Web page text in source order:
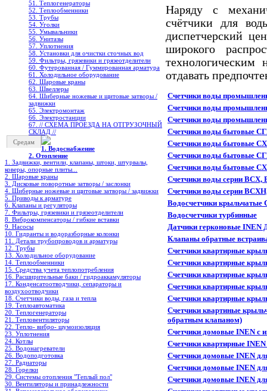
51. Теплогенераторы
52. Теплообменники
53. Трубы
54. Уголки
55. Умывальники
56. Унитазы
57. Уплотнения
58. Установки для очистки сточных вод
59. Фильтры, грязевики и грязеотделители
60. Футерованная / Гуммированная арматура
61. Холодильное oборудование
62. Шаровые краны
63. Швеллеры
64. Шиберные ножевые и щитовые затворы /
задвижки
65. Электромонтаж
66. Электростанции
67. // СХЕМА ПРОЕЗДА НА ОТГРУЗОЧНЫЙ
СКЛАД //
Средам
1. Водоснабжение
2. Отопление
1. Задвижки, вентили, клапаны, штоки, штурвалы,
коверы, опорные плиты...
2. Шаровые краны
3. Дисковые поворотные затворы / заслонки
4. Шиберные ножевые и щитовые затворы / задвижки
5. Приводы к арматуре
6. Клапаны и регуляторы
7. Фильтры, грязевики и грязеотделители
8. Виброкомпенсаторы / гибкие вставки
9. Насосы
10. Гидранты и водоразборные колонки
11. Детали трубопроводов и арматуры
12. Трубы
13. Холодильное oборудование
14. Теплообменники
15. Средства учета теплопотребления
16. Расширительные баки / гидроаккамуляторы
17. Конденсатоотводчики, сепараторы и
воздухоотводчики
18. Счетчики воды, газа и тепла
19. Теплоавтоматика
20. Теплогенераторы
21. Тепловентиляторы
22. Тепло- вибро- шумоизоляция
23. Уплотнения
24. Котлы
25. Водонагреватели
26. Водоподготовка
27. Радиаторы
28. Горелки
29. Системы отопления "Теплый пол"
30. Вентиляторы и принадлежности
Наряду с
счётчики для
диспетчерский
широкого
отдавать
Счетчики воды
Счетчики воды
Счетчики воды
Счетчики воды бытовые
Счетчики воды бытовые
Счетчики воды бытовые
Счетчики воды бытовые
Счетчики воды серии
Счетчики воды серии
Водосчетчики крыльчатые
Водосчетчики турбинные
Датчики герконовые INEN
Клапаны обратные
Счетчики квартирные
Счетчики квартирные
Счетчики квартирные
Счетчики квартирные
Счетчики квартирные
Счетчики квартиные
обратным клапаном)
Счетчики домовые INEN
Счетчики квартирные
Счетчики домовые INEN
Счетчики домовые INEN
Счетчики домовые INEN